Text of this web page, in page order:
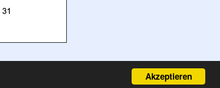
Akzeptieren